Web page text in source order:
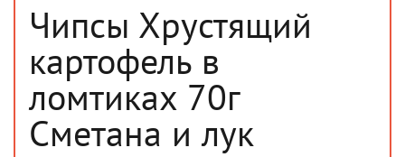
Чипсы Хрустящий
картофель в
ломтиках 70г
Сметана и лук